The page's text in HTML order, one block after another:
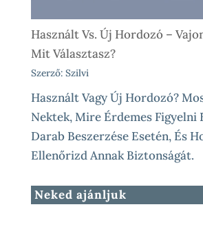
Használt Vs. Új Hordozó –
Mit Választasz?
Szerző: Szilvi
Használt Vagy Új Hordozó?
Nektek, Mire Érdemes Figyelni
Darab Beszerzése Esetén, És
Ellenőrizd Annak Biztonságát.
Neked ajánljuk